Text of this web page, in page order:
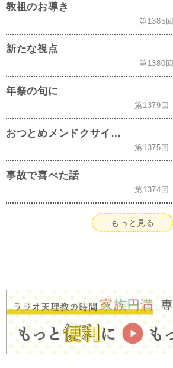
教祖のお導き
第1385回
新たな視点
第1380回
年祭の旬に
第1379回
おつとめメンドクサイ…
第1375回
事故で喜べた話
第1374回
もっと見る